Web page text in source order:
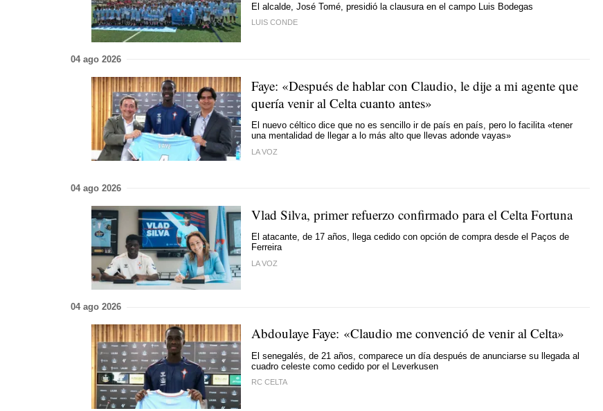
El alcalde, José Tomé, presidió la clausura en el campo Luis Bodegas
LUIS CONDE
04 ago 2026
Faye: «Después de hablar con Claudio, le dije a mi agente que
quería venir al Celta cuanto antes»
El nuevo céltico dice que no es sencillo ir de país en país, pero lo facilita «tener
una mentalidad de llegar a lo más alto que llevas adonde vayas»
LA VOZ
04 ago 2026
Vlad Silva, primer refuerzo confirmado para el Celta Fortuna
El atacante, de 17 años, llega cedido con opción de compra desde el Paços de
Ferreira
LA VOZ
04 ago 2026
Abdoulaye Faye: «Claudio me convenció de venir al Celta»
El senegalés, de 21 años, comparece un día después de anunciarse su llegada al
cuadro celeste como cedido por el Leverkusen
RC CELTA